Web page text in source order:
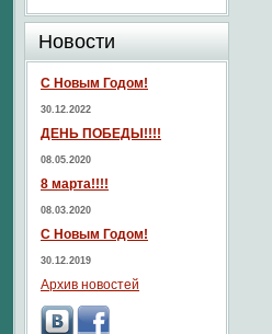
Новости
С Новым Годом!
30.12.2022
ДЕНЬ ПОБЕДЫ!!!!
08.05.2020
8 марта!!!!
08.03.2020
С Новым Годом!
30.12.2019
Архив новостей